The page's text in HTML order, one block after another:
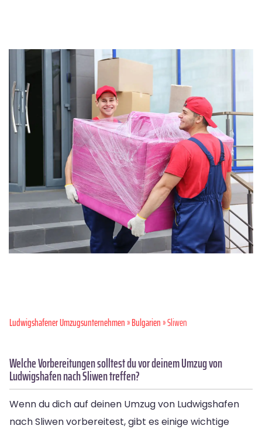
Ludwigshafener Umzugsunternehmen»Bulgarien» Sliwen
Welche Vorbereitungen solltest du vor deinem Umzug von
Ludwigshafen nach Sliwen treffen?
Wenn du dich auf deinen Umzug von Ludwigshafen
nach Sliwen vorbereitest, gibt es einige wichtige